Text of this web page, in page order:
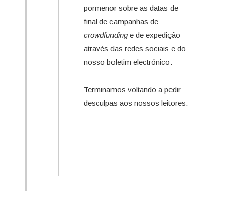
pormenor sobre as datas de
final de campanhas de
crowdfunding e de expedição
através das redes sociais e do
nosso boletim electrónico.
Terminamos voltando a pedir
desculpas aos nossos leitores.